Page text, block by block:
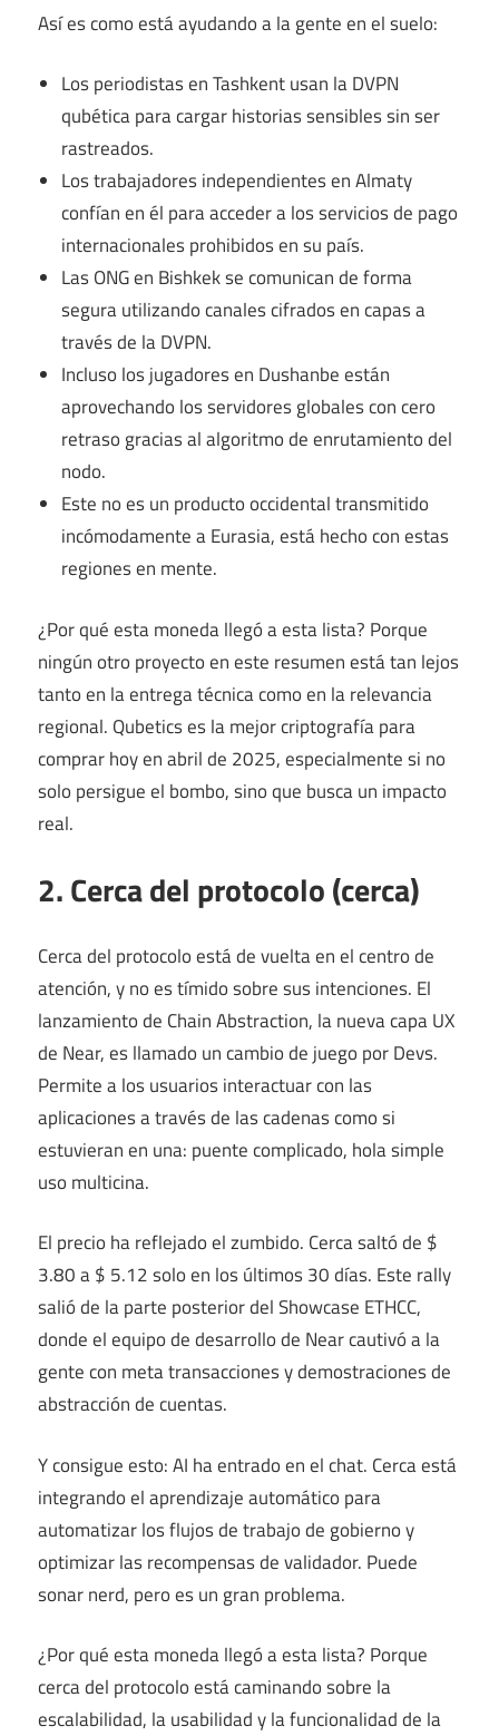
Así es como está ayudando a la gente en el suelo:
Los periodistas en Tashkent usan la DVPN
qubética para cargar historias sensibles sin ser
rastreados.
Los trabajadores independientes en Almaty
confían en él para acceder a los servicios de pago
internacionales prohibidos en su país.
Las ONG en Bishkek se comunican de forma
segura utilizando canales cifrados en capas a
través de la DVPN.
Incluso los jugadores en Dushanbe están
aprovechando los servidores globales con cero
retraso gracias al algoritmo de enrutamiento del
nodo.
Este no es un producto occidental transmitido
incómodamente a Eurasia, está hecho con estas
regiones en mente.
¿Por qué esta moneda llegó a esta lista? Porque
ningún otro proyecto en este resumen está tan lejos
tanto en la entrega técnica como en la relevancia
regional. Qubetics es la mejor criptografía para
comprar hoy en abril de 2025, especialmente si no
solo persigue el bombo, sino que busca un impacto
real.
2. Cerca del protocolo (cerca)
Cerca del protocolo está de vuelta en el centro de
atención, y no es tímido sobre sus intenciones. El
lanzamiento de Chain Abstraction, la nueva capa UX
de Near, es llamado un cambio de juego por Devs.
Permite a los usuarios interactuar con las
aplicaciones a través de las cadenas como si
estuvieran en una: puente complicado, hola simple
uso multicina.
El precio ha reflejado el zumbido. Cerca saltó de $
3.80 a $ 5.12 solo en los últimos 30 días. Este rally
salió de la parte posterior del Showcase ETHCC,
donde el equipo de desarrollo de Near cautivó a la
gente con meta transacciones y demostraciones de
abstracción de cuentas.
Y consigue esto: AI ha entrado en el chat. Cerca está
integrando el aprendizaje automático para
automatizar los flujos de trabajo de gobierno y
optimizar las recompensas de validador. Puede
sonar nerd, pero es un gran problema.
¿Por qué esta moneda llegó a esta lista? Porque
cerca del protocolo está caminando sobre la
escalabilidad, la usabilidad y la funcionalidad de la